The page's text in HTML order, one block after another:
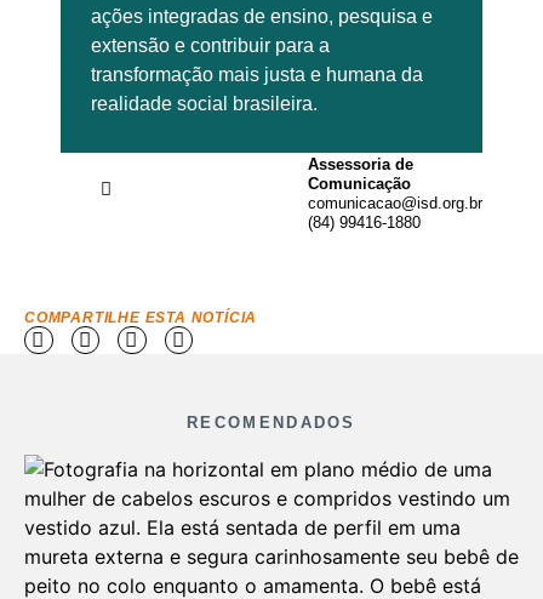
ações integradas de ensino, pesquisa e
extensão e contribuir para a
transformação mais justa e humana da
realidade social brasileira.
Assessoria de
Comunicação
comunicacao@isd.org.br
(84) 99416-1880
COMPARTILHE ESTA NOTÍCIA
RECOMENDADOS